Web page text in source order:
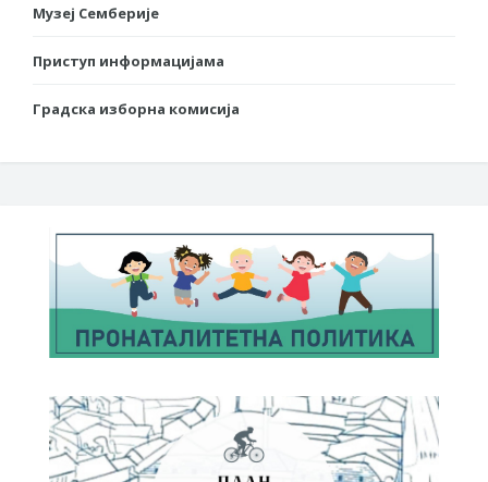
Музеј Семберије
Приступ информацијама
Градска изборна комисија